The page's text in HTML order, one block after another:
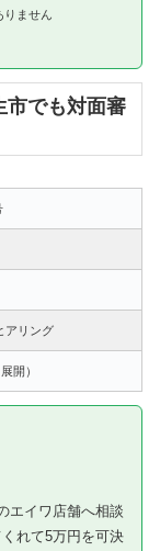
りません
でも対面審
アリング
開）
エイワ店舗へ相談
れて5万円を可決